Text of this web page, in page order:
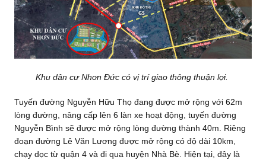
Khu dân cư Nhơn Đức có vị trí giao thông thuận lợi.
Tuyến đường Nguyễn Hữu Thọ đang được mở rộng với 62m
lòng đường, nâng cấp lên 6 làn xe hoạt động, tuyến đường
Nguyễn Bình sẽ được mở rộng lòng đường thành 40m. Riêng
đoạn đường Lê Văn Lương được mở rộng có độ dài 10km,
chạy dọc từ quận 4 và đi qua huyện Nhà Bè. Hiện tại, đây là